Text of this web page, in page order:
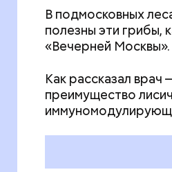
В подмосковных
полезны эти грибы,
«Вечерней Москвы».
Как рассказал
преимущество
Среднее время
Большие же могут